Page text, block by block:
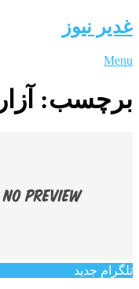
غدیر نیوز
Menu
برچسب:
تلگرام جدید